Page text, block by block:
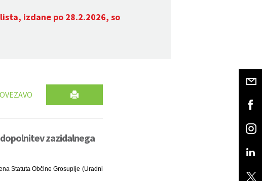
izdane po 28.2.2026, so
zazidalnega
Statuta Občine Grosuplje (Uradni